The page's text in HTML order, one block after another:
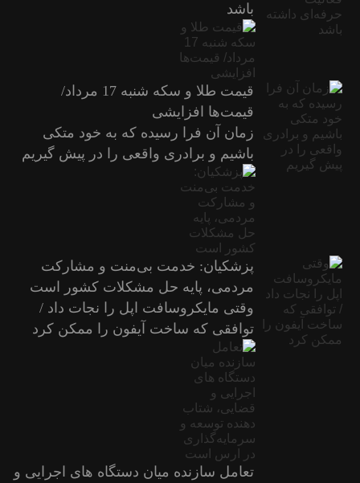
باشد
قیمت طلا و سکه شنبه 17 مرداد/
قیمت‌ها افزایشی
زمان آن فرا رسیده که به خود متکی
باشیم و برادری واقعی را در پیش گیریم
پزشکیان: خدمت بی‌منت و مشارکت
مردمی، پایه حل مشکلات کشور است
وقتی مایکروسافت اپل را نجات داد /
توافقی که ساخت آیفون را ممکن کرد
تعامل سازنده میان دستگاه‌ های اجرایی و